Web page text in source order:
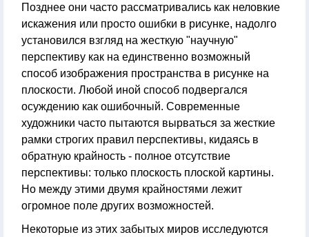
Позднее они часто рассматривались как неловкие
искажения или просто ошибки в рисунке, надолго
установился взгляд на жесткую "научную"
перспективу как на единственно возможный
способ изображения пространства в рисунке на
плоскости. Любой иной способ подвергался
осуждению как ошибочный. Современные
художники часто пытаются вырваться за жесткие
рамки строгих правил перспективы, кидаясь в
обратную крайность - полное отсутствие
перспективы: только плоскость плоской картины.
Но между этими двумя крайностями лежит
огромное поле других возможностей.
Некоторые из этих забытых миров исследуются